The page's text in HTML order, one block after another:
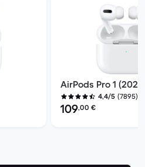
AirPods Pro 1 (2021)
4,4/5 (7895)
Prezzo del
109,00 €